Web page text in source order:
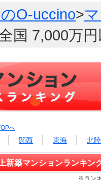
O-uccino>
国 7,000万
へ
関西 東海 北
新築マンションランキン